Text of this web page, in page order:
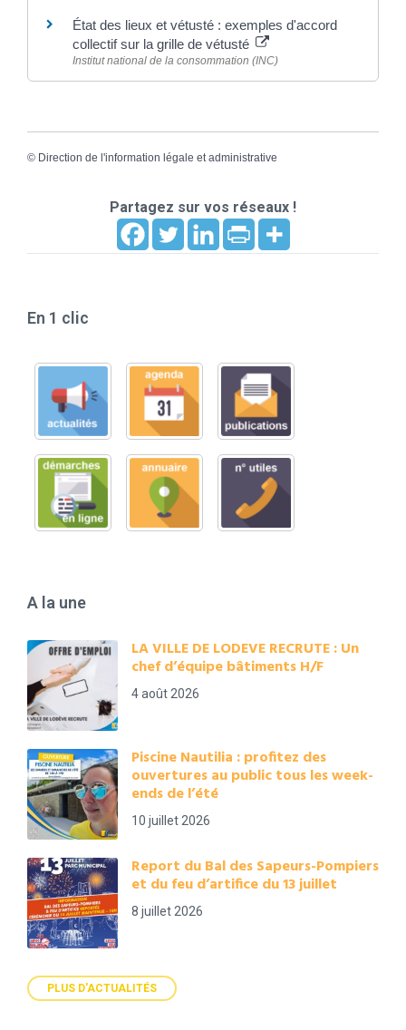
État des lieux et vétusté : exemples d'accord
collectif sur la grille de vétusté
Institut national de la consommation (INC)
© Direction de l'information légale et administrative
Partagez sur vos réseaux !
En 1 clic
A la une
LA VILLE DE LODEVE RECRUTE : Un
chef d’équipe bâtiments H/F
4 août 2026
Piscine Nautilia : profitez des
ouvertures au public tous les week-
ends de l’été
10 juillet 2026
Report du Bal des Sapeurs-Pompiers
et du feu d’artifice du 13 juillet
8 juillet 2026
PLUS D'ACTUALITÉS